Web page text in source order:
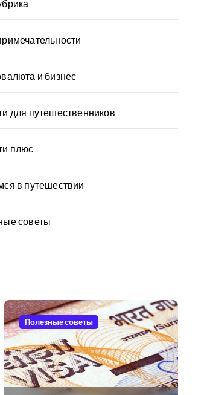
и бизнес
для путешественников
плюс
в путешествии
советы
Полезные советы